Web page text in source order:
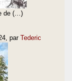
de (…)
, par Tederic